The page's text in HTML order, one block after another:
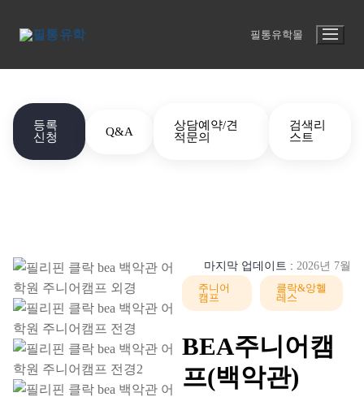
로
필통유학몰
등록
신청
Q&A
상담예약/견
적문의
검색리
스트
마지막 업데이트 : 2026년 7월
주니어
캠프
클락&앙헬
레스
BEA주니어캠
프(백악관)